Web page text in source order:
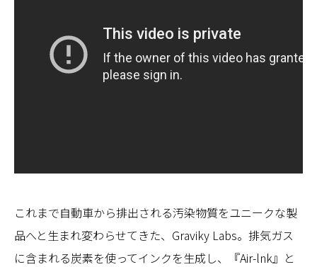
これまで自動車から排出される汚染物質をユニークな製
品へと生まれ変わらせてきた、Graviky Labs。排気ガス
に含まれる炭素を使ってインクを生成し、『Air-lnk』と